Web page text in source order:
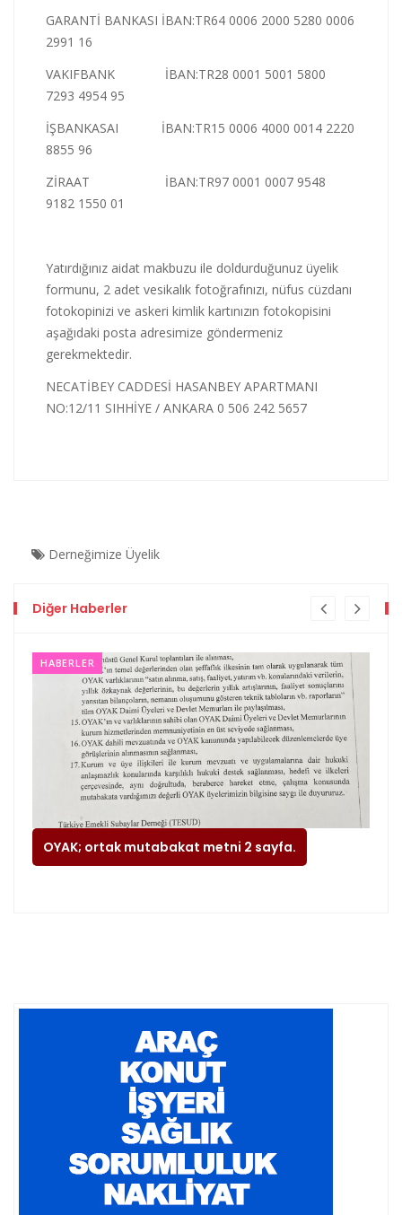
GARANTİ BANKASI İBAN:TR64 0006 2000 5280 0006
2991 16
VAKIFBANK İBAN:TR28 0001 5001 5800
7293 4954 95
İŞBANKASAI İBAN:TR15 0006 4000 0014 2220
8855 96
ZİRAAT İBAN:TR97 0001 0007 9548
9182 1550 01
Yatırdığınız aidat makbuzu ile doldurduğunuz üyelik
formunu, 2 adet vesikalık fotoğrafınızı, nüfus cüzdanı
fotokopinizi ve askeri kimlik kartınızın fotokopisini
aşağıdaki posta adresimize göndermeniz
gerekmektedir.
NECATİBEY CADDESİ HASANBEY APARTMANI
NO:12/11 SIHHİYE / ANKARA 0 506 242 5657
Derneğimize Üyelik
Diğer Haberler
HABERLER
OYAK; ortak mutabakat metni 2 sayfa.